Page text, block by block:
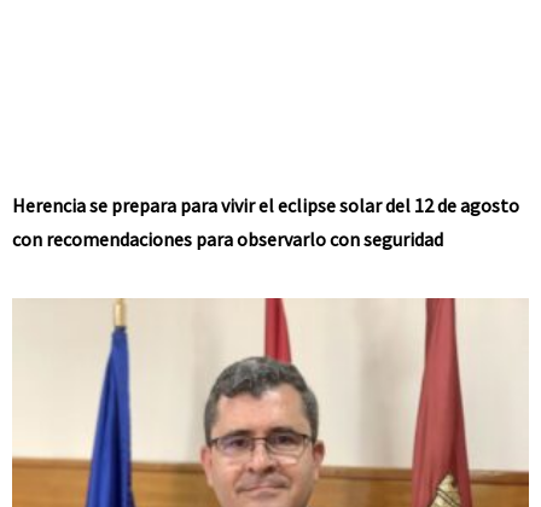
Herencia se prepara para vivir el eclipse solar del 12 de agosto
con recomendaciones para observarlo con seguridad